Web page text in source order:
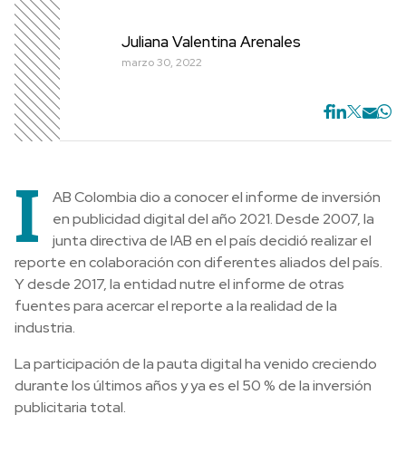
Juliana Valentina Arenales
marzo 30, 2022
I
AB Colombia dio a conocer el informe de inversión
en publicidad digital del año 2021. Desde 2007, la
junta directiva de IAB en el país decidió realizar el
reporte en colaboración con diferentes aliados del país.
Y desde 2017, la entidad nutre el informe de otras
fuentes para acercar el reporte a la realidad de la
industria.
La participación de la pauta digital ha venido creciendo
durante los últimos años y ya es el 50 % de la inversión
publicitaria total.